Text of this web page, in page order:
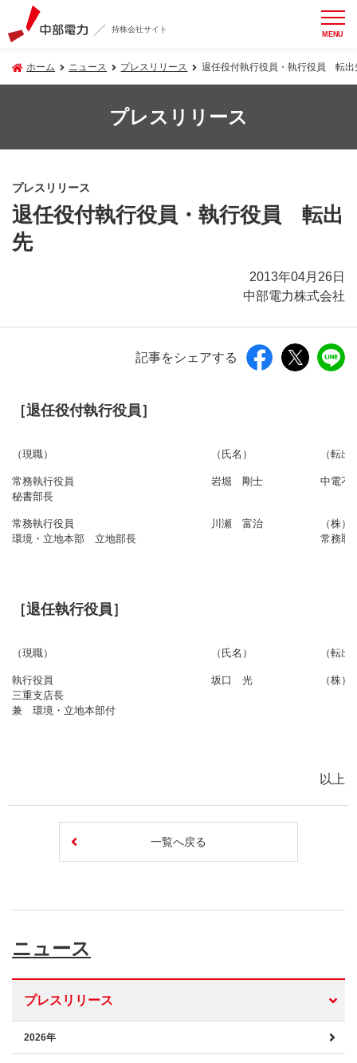
持株会社サイト MENU
ホーム ニュース プレスリリース 退任役付執行役員・執行役員 転出
プレスリリース
プレスリリース
退任役付執行役員・執行役員 転出
先
2013年04月26日
中部電力株式会社
記事をシェアする
［退任役付執行役員］
（現職） （氏名） （転
常務執行役員
秘書部長
岩堀 剛士 中電不
常務執行役員
環境・立地本部 立地部長
川瀬 富治
（株
常務取
［退任執行役員］
（現職） （氏名） （転
執行役員
三重支店長
兼 環境・立地本部付
坂口 光 （株
以上
一覧へ戻る
ニュース
プレスリリース
2026年